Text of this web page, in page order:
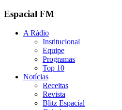
Espacial FM
A Rádio
Institucional
Equipe
Programas
Top 10
Notícias
Receitas
Revista
Blitz Espacial